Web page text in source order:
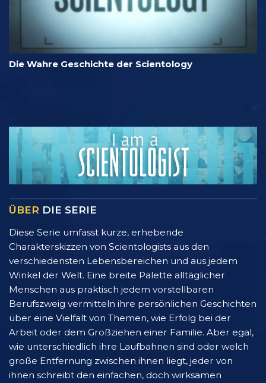
Die Wahre Geschichte der Scientology
ÜBER DIE SERIE
Diese Serie umfasst kurze, erhebende
Charakterskizzen von Scientologists aus den
verschiedensten Lebensbereichen und aus jedem
Winkel der Welt. Eine breite Palette alltäglicher
Menschen aus praktisch jedem vorstellbaren
Berufszweig vermitteln ihre persönlichen Geschichten
über eine Vielfalt von Themen, wie Erfolg bei der
Arbeit oder dem Großziehen einer Familie. Aber egal,
wie unterschiedlich ihre Laufbahnen sind oder welch
große Entfernung zwischen ihnen liegt, jeder von
ihnen schreibt den einfachen, doch wirksamen